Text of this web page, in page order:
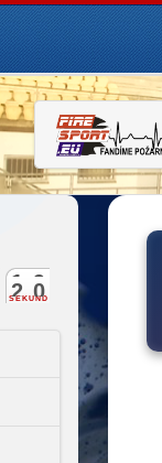
SEKUND
1 8
9